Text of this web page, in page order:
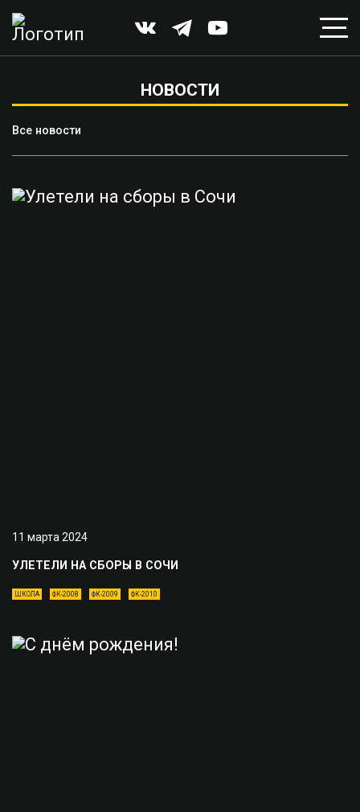
НОВОСТИ
Все новости
11 марта 2024
УЛЕТЕЛИ НА СБОРЫ В СОЧИ
ШКОЛА ФК-2008 ФК-2009 ФК-2010